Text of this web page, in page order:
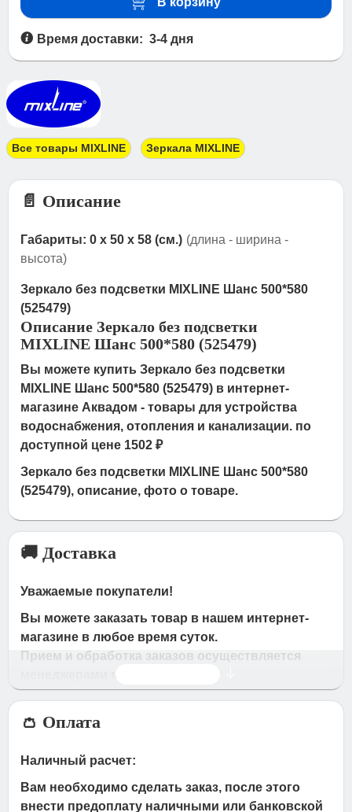
Время доставки: 3-4 дня
Все товары MIXLINE Зеркала MIXLINE
📄 Описание
Габариты: 0 x 50 x 58 (см.) (длина - ширина -
высота)
Зеркало без подсветки MIXLINE Шанс 500*580
(525479)
Описание Зеркало без подсветки
MIXLINE Шанс 500*580 (525479)
Вы можете купить Зеркало без подсветки
MIXLINE Шанс 500*580 (525479) в интернет-
магазине Аквадом - товары для устройства
водоснабжения, отопления и канализации. по
доступной цене 1502 ₽
Зеркало без подсветки MIXLINE Шанс 500*580
(525479), описание, фото о товаре.
🚚 Доставка
Уважаемые покупатели!
Вы можете заказать товар в нашем интернет-
магазине в любое время суток.
Прием и обработка заказов осуществляется
Время работы магазина:
с 09:00 дo 19:00
часа с Вами свяжется наш менеджер для
👛 Оплата
Наличный расчет:
Вам необходимо сделать заказ, после этого
внести предоплату наличными или банковской